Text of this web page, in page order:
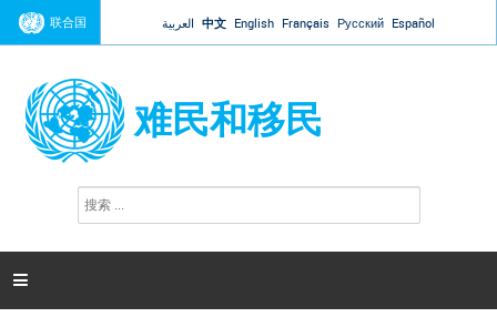
Jump to navigation
联合国 العربية 中文 English Français Русский Español
难民和移民
搜
索
